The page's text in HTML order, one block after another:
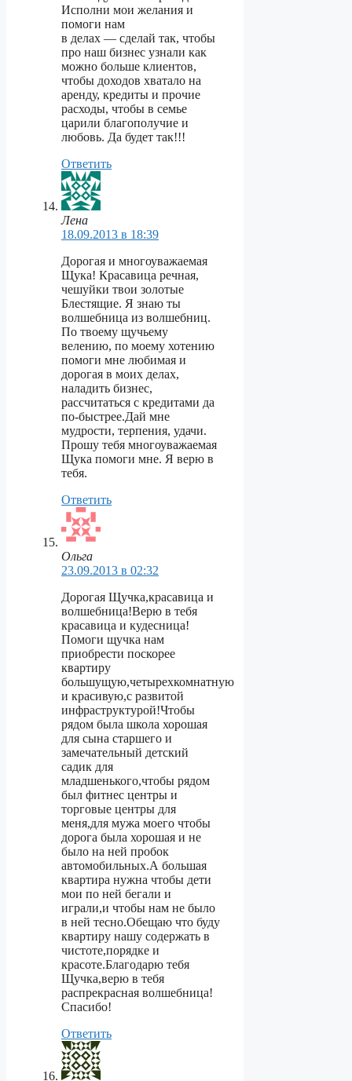
Исполни мои желания и
помоги нам
в делах — сделай так, чтобы
про наш бизнес узнали как
можно больше клиентов,
чтобы доходов хватало на
аренду, кредиты и прочие
расходы, чтобы в семье
царили благополучие и
любовь. Да будет так!!!
Ответить
Лена
18.09.2013 в 18:39
Дорогая и многоуважаемая
Щука! Красавица речная,
чешуйки твои золотые
Блестящие. Я знаю ты
волшебница из волшебниц.
По твоему щучьему
велению, по моему хотению
помоги мне любимая и
дорогая в моих делах,
наладить бизнес,
рассчитаться с кредитами да
по-быстрее.Дай мне
мудрости, терпения, удачи.
Прошу тебя многоуважаемая
Щука помоги мне. Я верю в
тебя.
Ответить
Ольга
23.09.2013 в 02:32
Дорогая Щучка,красавица и
волшебница!Верю в тебя
красавица и кудесница!
Помоги щучка нам
приобрести поскорее
квартиру
большущую,четырехкомнатную
и красивую,с развитой
инфраструктурой!Чтобы
рядом была школа хорошая
для сына старшего и
замечательный детский
садик для
младшенького,чтобы рядом
был фитнес центры и
торговые центры для
меня,для мужа моего чтобы
дорога была хорошая и не
было на ней пробок
автомобильных.А большая
квартира нужна чтобы дети
мои по ней бегали и
играли,и чтобы нам не было
в ней тесно.Обещаю что буду
квартиру нашу содержать в
чистоте,порядке и
красоте.Благодарю тебя
Щучка,верю в тебя
распрекрасная волшебница!
Спасибо!
Ответить